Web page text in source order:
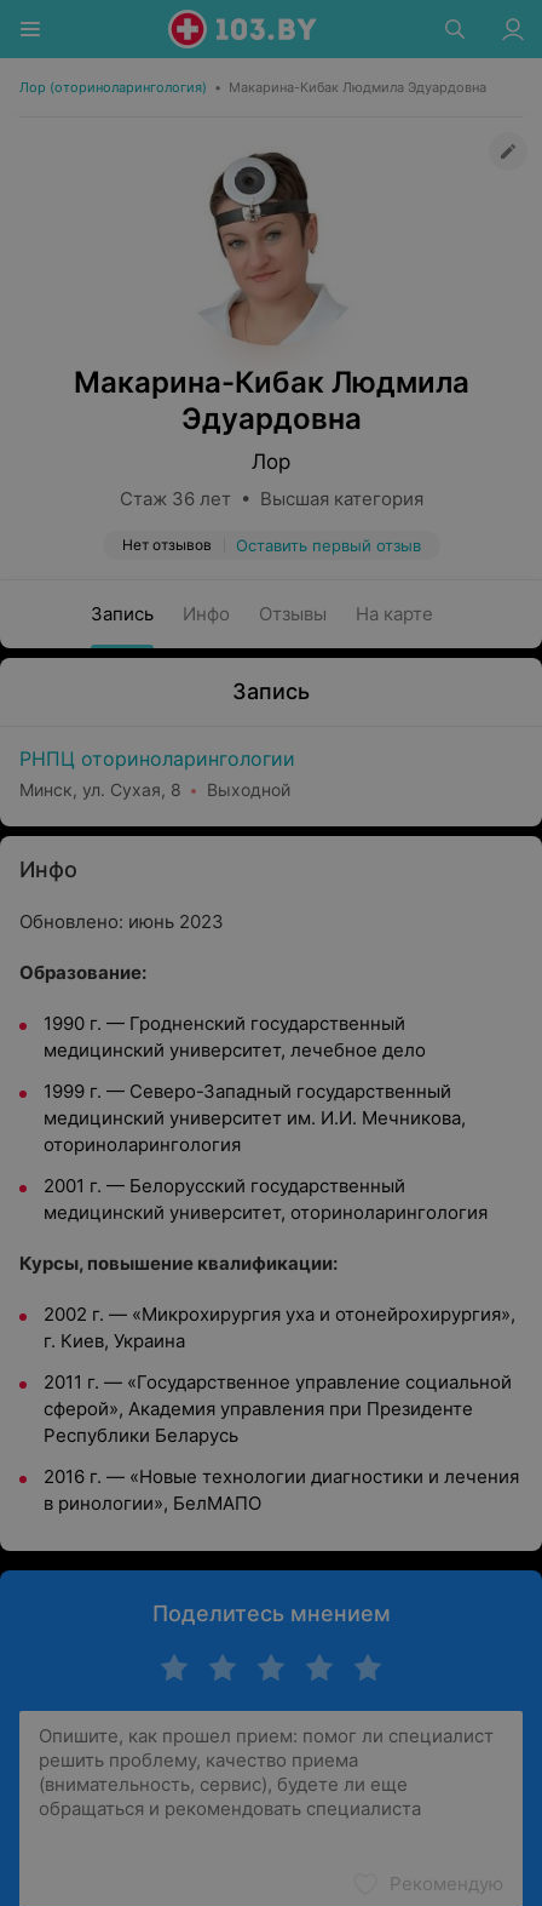
Лор (оториноларингология) • Макарина-Кибак Людмила Эдуардовна
Макарина-Кибак Людмила
Эдуардовна
Лор
Стаж 36 лет • Высшая категория
Нет отзывов Оставить первый отзыв
Запись Инфо Отзывы На карте
Запись
РНПЦ оториноларингологии
Минск, ул. Сухая, 8 Выходной
Инфо
Обновлено: июнь 2023
Oбразование:
1990 г. — Гродненский государственный
медицинский университет, лечебное дело
1999 г. — Северо-Западный государственный
медицинский университет им. И.И. Мечникова,
оториноларингология
2001 г. — Белорусский государственный
медицинский университет, оториноларингология
Курсы, повышение квалификации:
2002 г. — «Микрохирургия уха и отонейрохирургия»,
г. Киев, Украина
2011 г. — «Государственное управление социальной
сферой», Академия управления при Президенте
Республики Беларусь
2016 г. — «Новые технологии диагностики и лечения
в ринологии», БелМАПО
Поделитесь мнением
Рекомендую